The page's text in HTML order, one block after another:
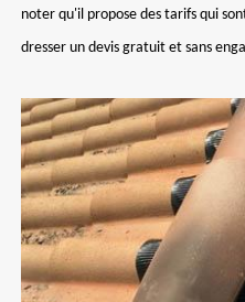
noter qu'il propose des tarifs qui
dresser un devis gratuit et sans